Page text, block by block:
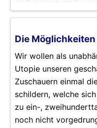
Die
Wir wollen als
Utopie unseren
Zuschauern einmal
schildern, welche
zu ein-,
noch nicht